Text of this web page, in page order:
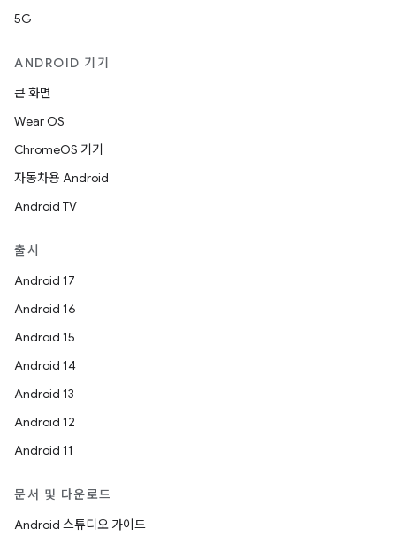
5G
ANDROID 기기
큰 화면
Wear OS
ChromeOS 기기
자동차용 Android
Android TV
출시
Android 17
Android 16
Android 15
Android 14
Android 13
Android 12
Android 11
문서 및 다운로드
Android 스튜디오 가이드